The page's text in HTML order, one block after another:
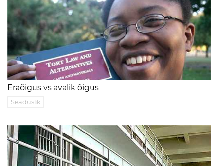
Eraõigus vs avalik õigus
Seaduslik